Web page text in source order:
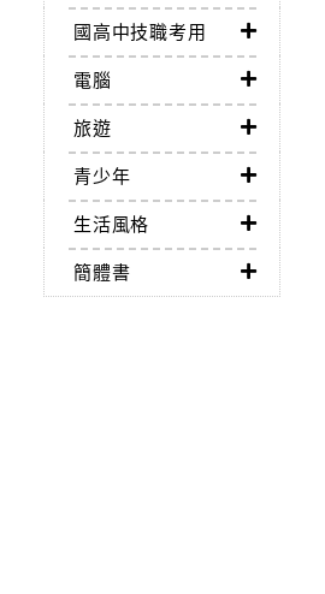
國高中技職考用
電腦
旅遊
青少年
生活風格
簡體書